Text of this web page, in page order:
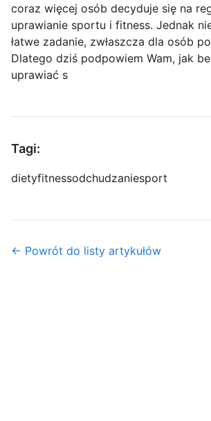
coraz więcej osób decyduje się na
uprawianie sportu i fitness. Jednak
łatwe zadanie, zwłaszcza dla osób
Dlatego dziś podpowiem Wam, jak
uprawiać s
Tagi:
dietyfitnessodchudzaniesport
← Powrót do listy artykułów